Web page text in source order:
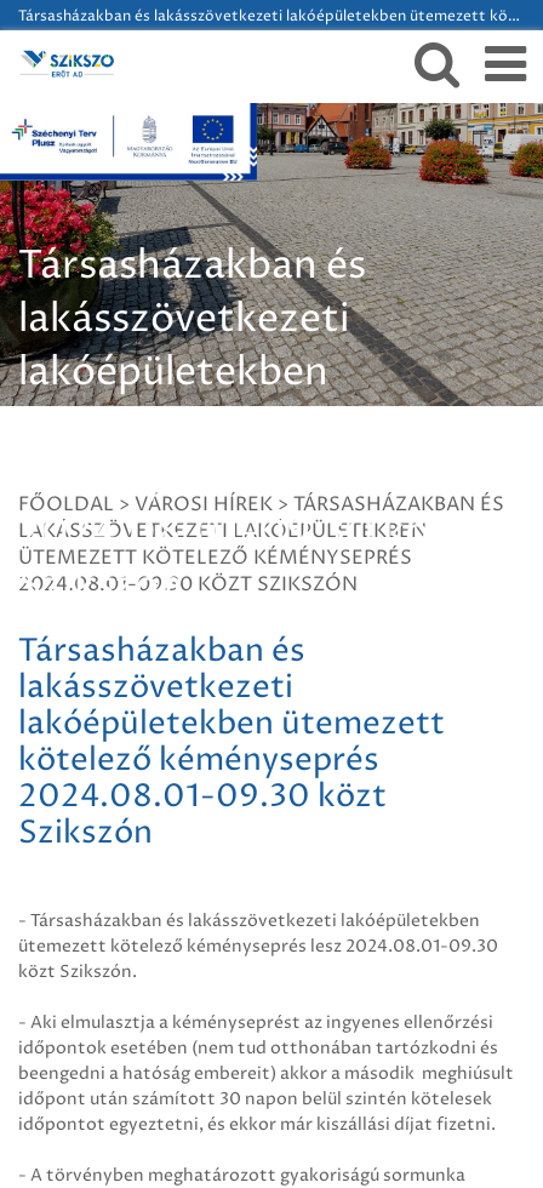
Társasházakban és lakásszövetkezeti lakóépületekben ütemezett kötelező kéményseprés 2024.08.01-09.30 közt Szikszón
Társasházakban és
lakásszövetkezeti
lakóépületekben
kéményseprés
2024.08.01-09.30 közt
Szikszón
FŐOLDAL > VÁROSI HÍREK > TÁRSASHÁZAKBAN ÉS
LAKÁSSZÖVETKEZETI LAKÓÉPÜLETEKBEN
ÜTEMEZETT KÖTELEZŐ KÉMÉNYSEPRÉS
2024.08.01-09.30 KÖZT SZIKSZÓN
Társasházakban és
lakásszövetkezeti
lakóépületekben ütemezett
kötelező kéményseprés
2024.08.01-09.30 közt
Szikszón
- Társasházakban és lakásszövetkezeti lakóépületekben
ütemezett kötelező kéményseprés lesz 2024.08.01-09.30
közt Szikszón.
- Aki elmulasztja a kéményseprést az ingyenes ellenőrzési
időpontok esetében (nem tud otthonában tartózkodni és
beengedni a hatóság embereit) akkor a második meghiúsult
időpont után számított 30 napon belül szintén kötelesek
időpontot egyeztetni, és ekkor már kiszállási díjat fizetni.
- A törvényben meghatározott gyakoriságú sormunka